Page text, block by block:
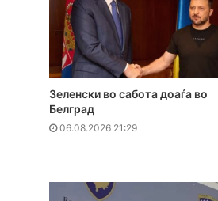
Зеленски во сабота доаѓа во
Белград
06.08.2026 21:29